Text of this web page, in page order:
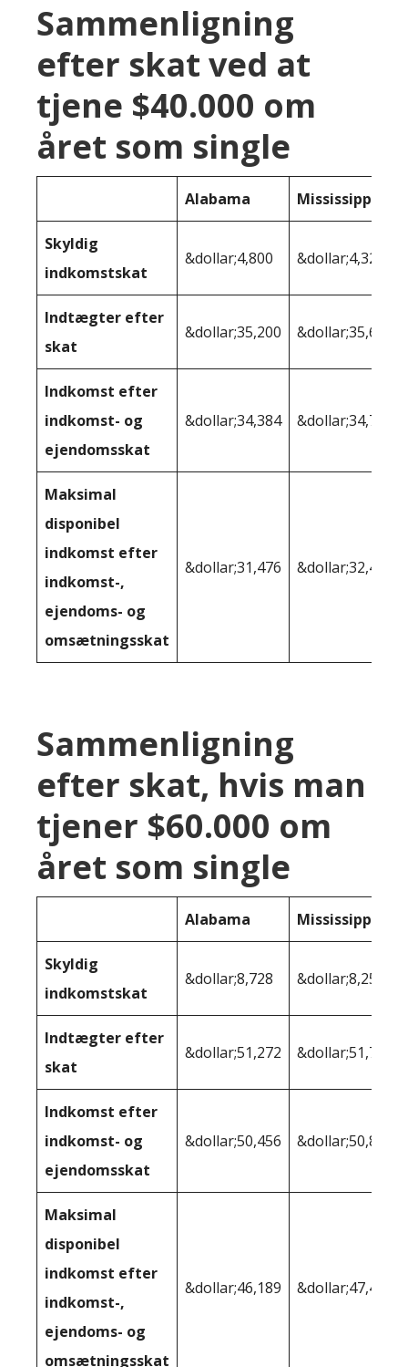
Sammenligning
efter skat ved at
tjene $40.000 om
året som single
Alabama Mississippi
Skyldig
indkomstskat
&dollar;4,800 &dollar;4,325
Indtægter efter
skat
&dollar;35,200 &dollar;35,675
Indkomst efter
indkomst- og
ejendomsskat
&dollar;34,384 &dollar;34,729
Maksimal
disponibel
indkomst efter
indkomst-,
ejendoms- og
omsætningsskat
&dollar;31,476 &dollar;32,436
Sammenligning
efter skat, hvis man
tjener $60.000 om
året som single
Alabama Mississippi
Skyldig
indkomstskat
&dollar;8,728 &dollar;8,253
Indtægter efter
skat
&dollar;51,272 &dollar;51,747
Indkomst efter
indkomst- og
ejendomsskat
&dollar;50,456 &dollar;50,801
Maksimal
disponibel
indkomst efter
indkomst-,
ejendoms- og
omsætningsskat
&dollar;46,189 &dollar;47,447